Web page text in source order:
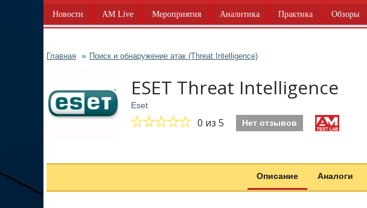
Новости AM Live Мероприятия Аналитика Практика Обзоры
Главная Поиск и обнаружение атак (Threat Intelligence)
ESET Threat Intelligence
Eset
0 из 5 Нет отзывов
Описание Аналоги